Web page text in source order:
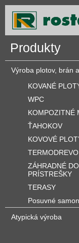
Produkty
Výroba plotov, brán
KOVANÉ
WPC
KOMPOZITNÉ
ŤAHOKOV
KOVOVÉ
TERMODREVO
ZÁHRADNÉ
PRÍSTREŠKY
TERASY
Posuvné
Atypická výroba